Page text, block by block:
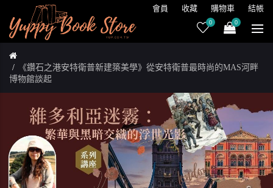
會員 收藏 購物車 結帳
0 0
《鑽石之港安特衛普新建築美學》從安特衛普最時尚的MAS河畔
博物館談起